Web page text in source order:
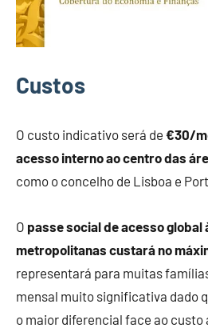
Custos
O custo indicativo será de €30/
acesso interno ao centro das
como o concelho de Lisboa e
O passe social de acesso global
metropolitanas custará no
representará para muitas
mensal muito significativa dado
o maior diferencial face ao custo